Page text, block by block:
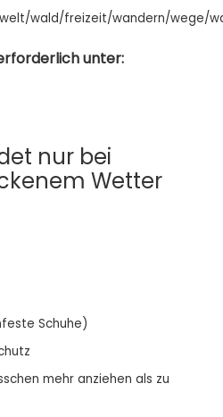
wald/freizeit/wandern/wege/
unter:
nur bei
Wetter
Schuhe)
mehr anziehen als zu